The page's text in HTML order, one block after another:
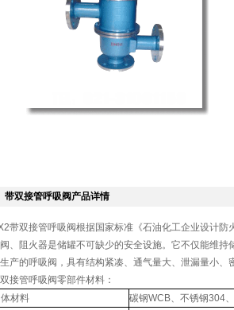
带双接管呼吸阀产品详情
带双接管呼吸阀根据国家标准《石油化工企业设计
、阻火器是储罐不可缺少的安全设施。它不仅能维
产的呼吸阀，具有结构紧凑、通气量大、泄漏量小、
接管呼吸阀零部件材料：
材料
碳钢WCB、不锈钢304